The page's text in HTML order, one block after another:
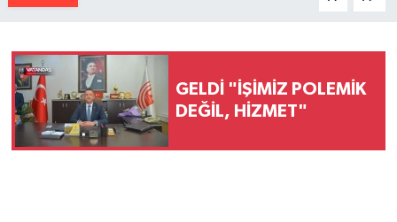
GELDİ "İŞİMİZ POLEMİK
DEĞİL, HİZMET"